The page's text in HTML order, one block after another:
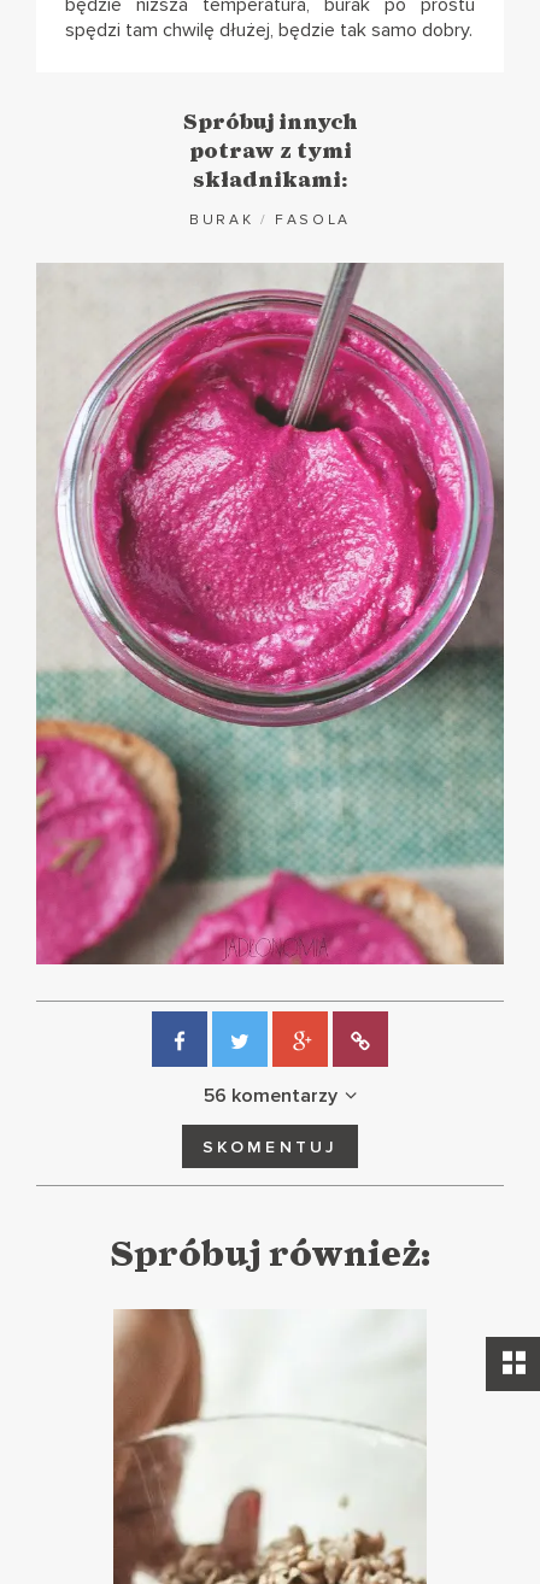
będzie niższa temperatura, burak po prostu
spędzi tam chwilę dłużej, będzie tak samo dobry.
Spróbuj innych
potraw z tymi
składnikami:
BURAK / FASOLA
56 komentarzy
SKOMENTUJ
Spróbuj również: